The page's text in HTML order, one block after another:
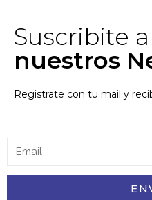
Suscribite a
nuestros
Registrate con tu mail y